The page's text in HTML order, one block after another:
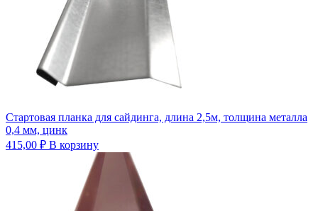
Стартовая планка для сайдинга, длина 2,5м, толщина металла
0,4 мм, цинк
415,00 ₽ В корзину